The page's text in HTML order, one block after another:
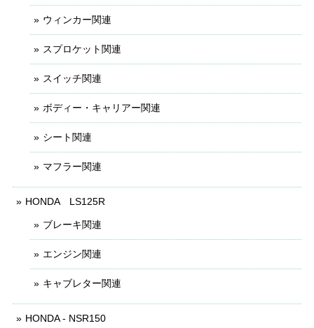
ウィンカー関連
スプロケット関連
スイッチ関連
ボディー・キャリアー関連
シート関連
マフラー関連
HONDA LS125R
ブレーキ関連
エンジン関連
キャブレター関連
HONDA - NSR150